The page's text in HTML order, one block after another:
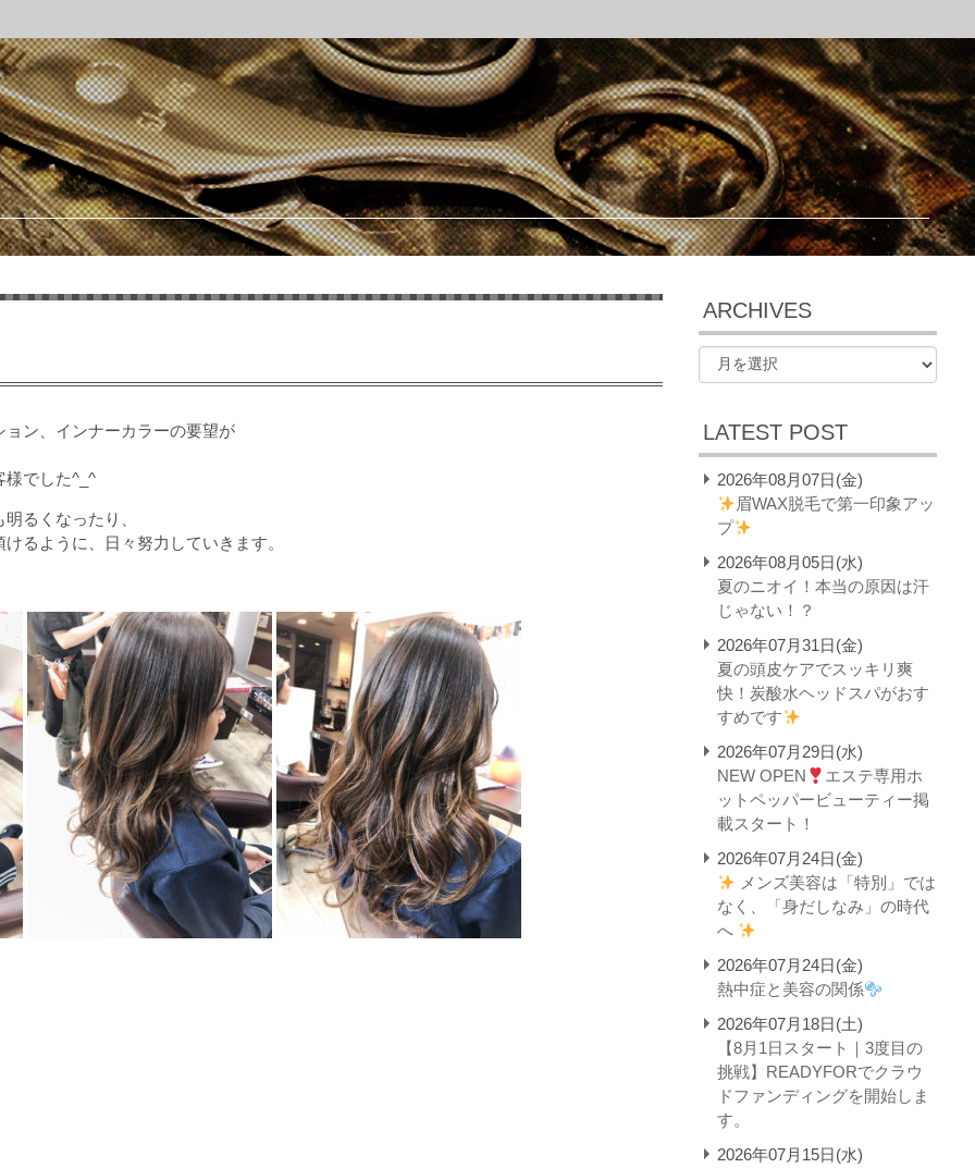
ン、インナーカラーの要望が
様でした^_^
るくなったり、
るように、日々努力していきます。
ARCHIVES
LATEST POST
2026年08月07日(金)
眉WAX脱毛で第一印象アッ
プ
2026年08月05日(水)
夏のニオイ！本当の原因は汗
じゃない！？
2026年07月31日(金)
夏の頭皮ケアでスッキリ爽
快！炭酸水ヘッドスパがおす
すめです
2026年07月29日(水)
NEW OPEN
エステ専用ホ
ットペッパービューティー掲
載スタート！
2026年07月24日(金)
メンズ美容は「特別」では
なく、「身だしなみ」の時代
へ
2026年07月24日(金)
熱中症と美容の関係
2026年07月18日(土)
【8月1日スタート｜3度目の
挑戦】READYFORでクラウ
ドファンディングを開始しま
す。
2026年07月15日(水)